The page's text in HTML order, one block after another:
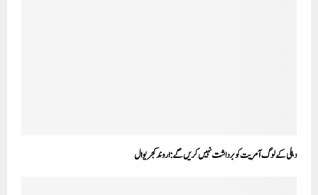
دہلی کے لوگ آمریت کو برداشت نہیں کریں گے:اروند کجریوال